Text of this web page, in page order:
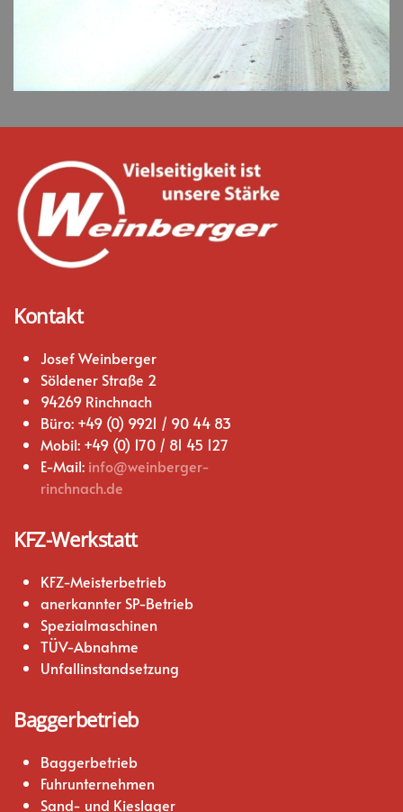
Kontakt
Josef Weinberger
Söldener Straße 2
94269 Rinchnach
Büro: +49 (0) 9921 / 90 44 83
Mobil: +49 (0) 170 / 81 45 127
E-Mail: info@weinberger-
rinchnach.de
KFZ-Werkstatt
KFZ-Meisterbetrieb
anerkannter SP-Betrieb
Spezialmaschinen
TÜV-Abnahme
Unfallinstandsetzung
Baggerbetrieb
Baggerbetrieb
Fuhrunternehmen
Sand- und Kieslager